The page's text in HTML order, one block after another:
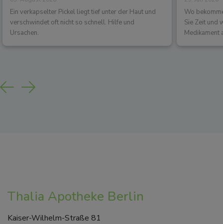
los?
Ein verkapselter Pickel liegt tief unter der Haut und
verschwindet oft nicht so schnell. Hilfe und
Ursachen.
Wo
Sie Zeit und
Medikament
Previous
Next
Thalia Apotheke Berlin
Kaiser-Wilhelm-Straße 81